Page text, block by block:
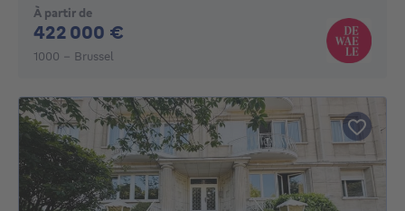
À partir de
422 000 €
1000 - Brussel